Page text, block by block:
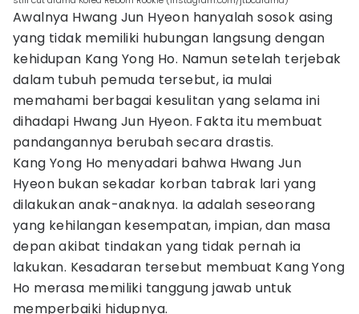
Awalnya Hwang Jun Hyeon hanyalah sosok asing
yang tidak memiliki hubungan langsung dengan
kehidupan Kang Yong Ho. Namun setelah terjebak
dalam tubuh pemuda tersebut, ia mulai
memahami berbagai kesulitan yang selama ini
dihadapi Hwang Jun Hyeon. Fakta itu membuat
pandangannya berubah secara drastis.
Kang Yong Ho menyadari bahwa Hwang Jun
Hyeon bukan sekadar korban tabrak lari yang
dilakukan anak-anaknya. Ia adalah seseorang
yang kehilangan kesempatan, impian, dan masa
depan akibat tindakan yang tidak pernah ia
lakukan. Kesadaran tersebut membuat Kang Yong
Ho merasa memiliki tanggung jawab untuk
memperbaiki hidupnya.